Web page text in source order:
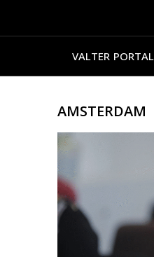
VALTER PORTAL
AMSTERDAM